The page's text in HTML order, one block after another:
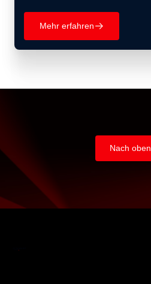
Mehr erfahren􀄫
Nach oben